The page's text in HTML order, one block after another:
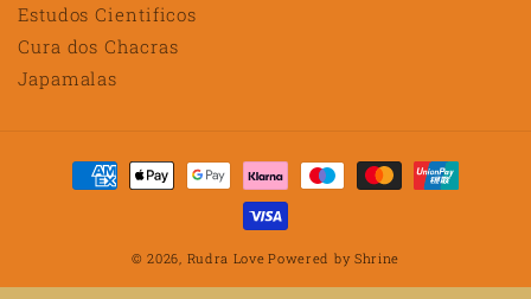
Estudos Cientificos
Cura dos Chacras
Japamalas
Métodos
© 2026, Rudra Love Powered by Shrine